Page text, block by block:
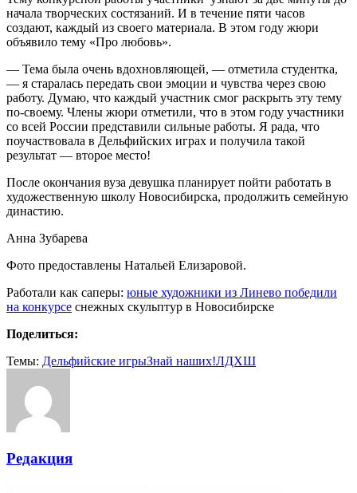
начала творческих состязаний. И в течение пяти часов
создают, каждый из своего материала. В этом году жюри
объявило тему «Про любовь».
— Тема была очень вдохновляющей, — отметила студентка,
— я старалась передать свои эмоции и чувства через свою
работу. Думаю, что каждый участник смог раскрыть эту тему
по-своему. Члены жюри отметили, что в этом году участники
со всей России представили сильные работы. Я рада, что
поучаствовала в Дельфийских играх и получила такой
результат — второе место!
После окончания вуза девушка планирует пойти работать в
художественную школу Новосибирска, продолжить семейную
династию.
Анна Зубарева
Фото предоставлены Натальей Елизаровой.
Работали как саперы: юные художники из Линево победили
на конкурсе снежных скульптур в Новосибирске
Поделиться:
Темы: Дельфийские игрыЗнай наших!ЛДХШ
Редакция